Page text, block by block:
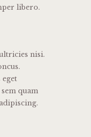
libero.
nisi.
eget
quam